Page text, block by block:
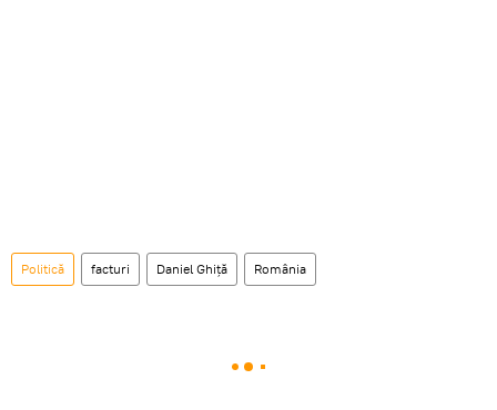
Politică facturi Daniel Ghiță România